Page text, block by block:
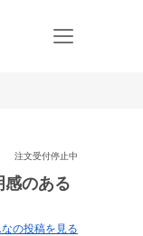
注文受付停止中
感のある
の投稿を見る